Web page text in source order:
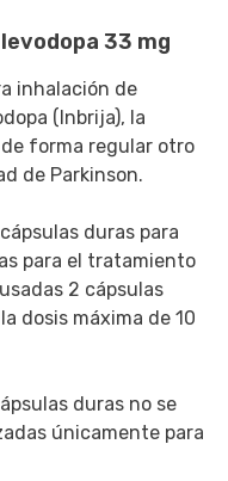
33 mg
inhalación de
(Inbrija), la
forma regular otro
de Parkinson.
duras para
para el tratamiento
2 cápsulas
dosis máxima de 10
duras no se
únicamente para